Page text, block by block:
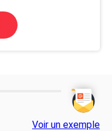
Voir un exemple